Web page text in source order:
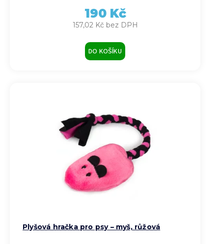
157,02 Kč bez DPH
190 Kč
DO KOŠÍKU
Plyšová hračka pro psy – myš, růžová